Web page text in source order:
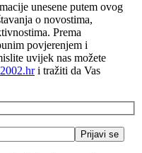
unesene putem ovog
o novostima,
Prema
povjerenjem i
uvijek nas možete
i tražiti da Vas